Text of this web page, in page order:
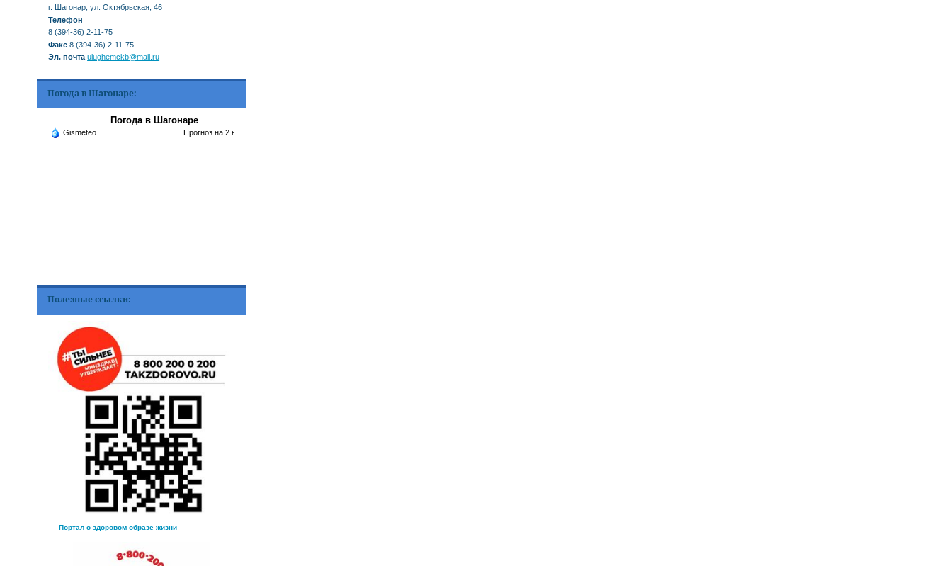
г. Шагонар, ул. Октябрьская, 46
Телефон
8 (394-36) 2-11-75
Факс 8 (394-36) 2-11-75
Эл. почта ulughemckb@mail.ru
Погода в Шагонаре:
Погода в Шагонаре
Gismeteo Прогноз на 2 недели
Полезные ссылки:
Портал о здоровом образе жизни